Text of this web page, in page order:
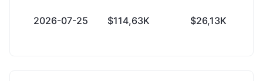
2026-07-25 $114,63K $26,13K